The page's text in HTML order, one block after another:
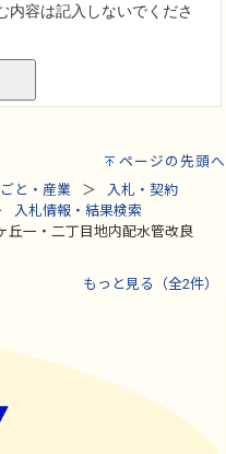
ページの先頭へ
ごと・産業
入札・契約
入札情報・結果検索
一・二丁目地内配水管改良
もっと見る（全2件）